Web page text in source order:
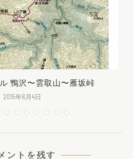
鴨沢〜雲取山〜雁坂峠
2015年6月4日
ントを残す